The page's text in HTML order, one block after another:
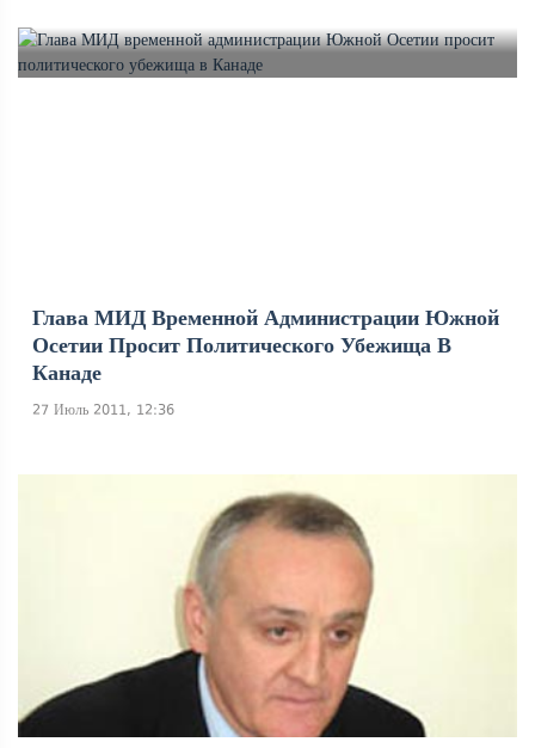
Глава МИД Временной Администрации Южной
Осетии Просит Политического Убежища В
Канаде
27 Июль 2011, 12:36